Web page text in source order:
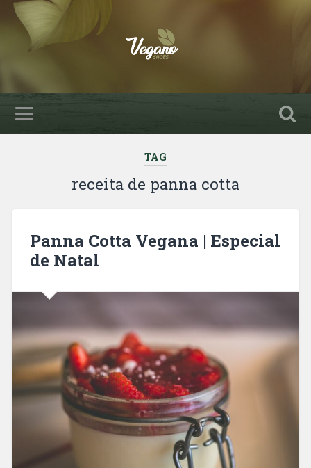
TAG
receita de panna cotta
Panna Cotta Vegana | Especial
de Natal